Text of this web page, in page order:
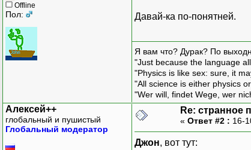
Offline
Пол: Давай-ка по-понятней.
Я вам что? Дурак? По
"Just because the language
"Physics is like sex: sure, it
"All science is either physics
"Wer will, findet Wege, wer
Алексей++
глобальный и пушистый
Глобальный модератор
Re: странное
« Ответ #2 : 16-
Джон, вот тут: